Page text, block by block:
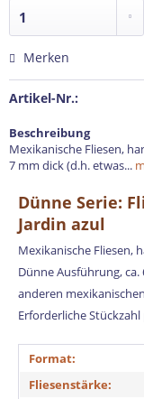
Merken
Artikel-Nr.:
Beschreibung
Mexikanische Fliesen,
7 mm dick (d.h. etwas...
Dünne Serie:
Jardin azul
Mexikanische Fliesen,
Dünne Ausführung,
anderen
Erforderliche
Format:
Fliesenstärke: